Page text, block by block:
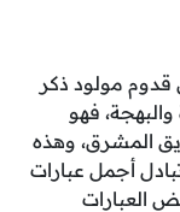
قدوم مولود ذكر
فهو
المشرق، وهذه
أجمل عبارات
العبارات